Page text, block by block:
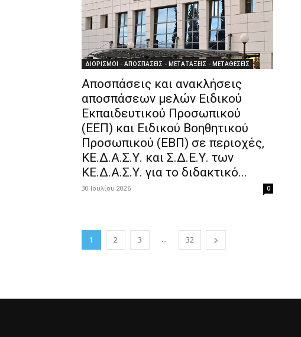
ΔΙΟΡΙΣΜΟΙ - ΑΠΟΣΠΑΣΕΙΣ - ΜΕΤΑΤΑΞΕΙΣ - ΜΕΤΑΘΕΣΕΙΣ
Αποσπάσεις και ανακλήσεις
αποσπάσεων μελών Ειδικού
Εκπαιδευτικού Προσωπικού
(ΕΕΠ) και Ειδικού Βοηθητικού
Προσωπικού (ΕΒΠ) σε περιοχές,
ΚΕ.Δ.Α.Σ.Υ. και Σ.Δ.Ε.Υ. των
ΚΕ.Δ.Α.Σ.Υ. για το διδακτικό...
30 Ιουλίου 2026 0
1 2 3 ... 32